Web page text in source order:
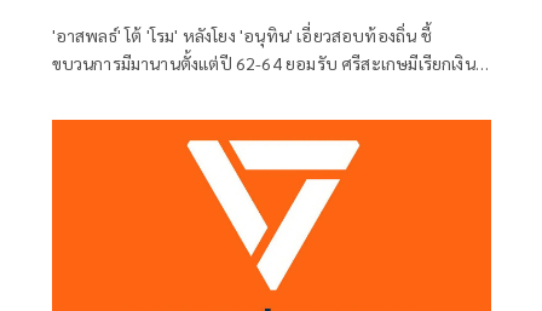
'อาสพลธ์' โต้ 'โรม' หลังโยง 'อนุทิน' เอี่ยวสอบท้องถิ่น ชี้
ขบวนการมีมานานตั้งแต่ปี 62-64 ยอมรับ ศรีสะเกษมีเรียกเงิน
สาวให้ถึงผู้ได้รับผลประโยชน์แท้จริง เผย 'ภท.' เตรียมดันแก้
กฎหมายปิดช่องโหว่เอาผิดสอบทุจริตทุกหน่วยงาน